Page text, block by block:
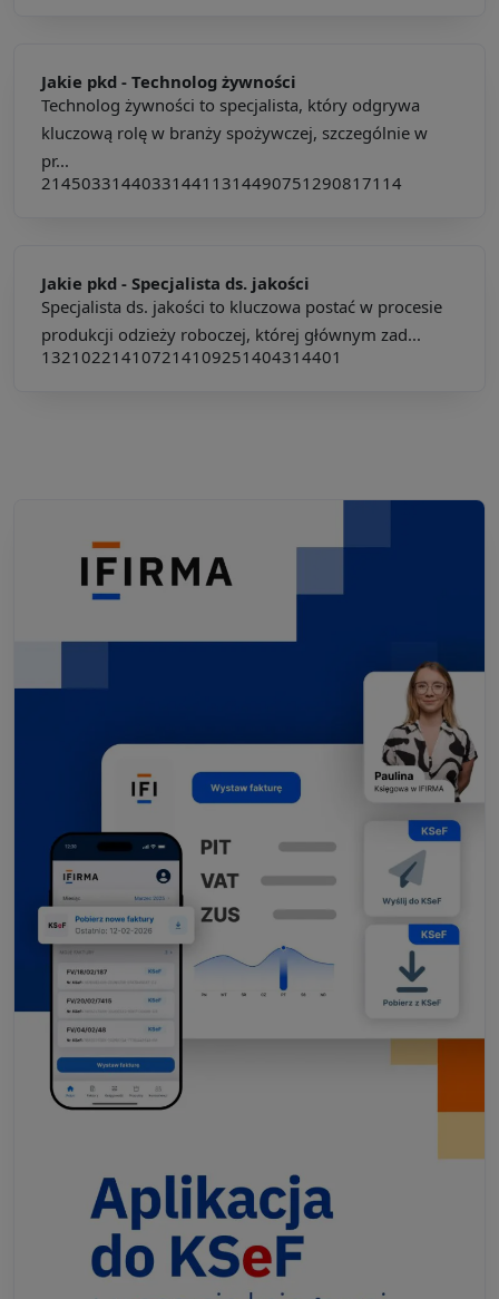
Jakie pkd - Technolog żywności
Technolog żywności to specjalista, który odgrywa
kluczową rolę w branży spożywczej, szczególnie w
pr...
214503314403314411314490751290817114
Jakie pkd - Specjalista ds. jakości
Specjalista ds. jakości to kluczowa postać w procesie
produkcji odzieży roboczej, której głównym zad...
132102214107214109251404314401